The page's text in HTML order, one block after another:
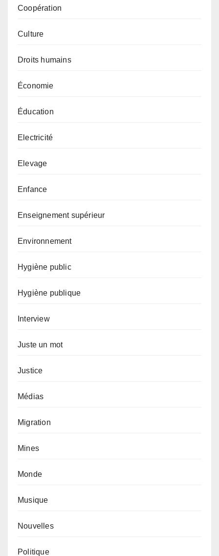
Coopération
Culture
Droits humains
Économie
Éducation
Electricité
Elevage
Enfance
Enseignement supérieur
Environnement
Hygiène public
Hygiène publique
Interview
Juste un mot
Justice
Médias
Migration
Mines
Monde
Musique
Nouvelles
Politique